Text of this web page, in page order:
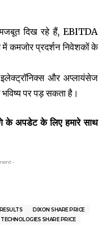
मजबूत दिख रहे हैं, EBITDA
कमजोर प्रदर्शन निवेशकों के
इलेक्ट्रॉनिक्स और अप्लायंसेज
पर पड़ सकता है।
अपडेट के लिए हमारे साथ
-
DIXON SHARE PRICE
SHARE PRICE